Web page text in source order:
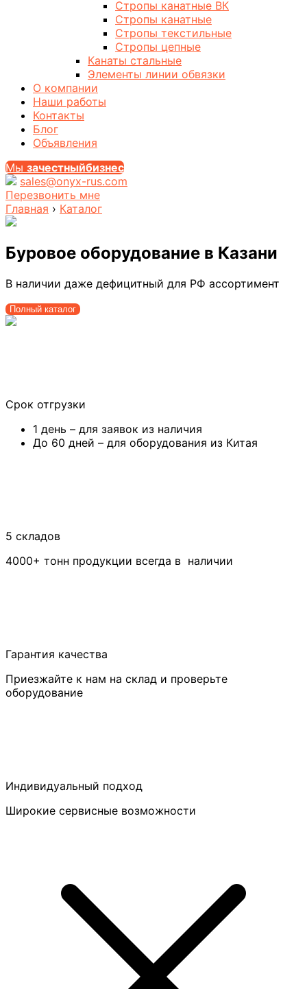
Стропы канатные ВК
Стропы канатные
Стропы текстильные
Стропы цепные
Канаты стальные
Элементы линии обвязки
О компании
Наши работы
Контакты
Блог
Объявления
Мы зачестныйбизнес
sales@onyx-rus.com
Перезвонить мне
Главная › Каталог
Буровое оборудование в Казани
В наличии даже дефицитный для РФ ассортимент
Полный каталог
Срок отгрузки
1 день – для заявок из наличия
До 60 дней – для оборудования из Китая
5 складов
4000+ тонн продукции всегда в наличии
Гарантия качества
Приезжайте к нам на склад и проверьте
оборудование
Индивидуальный подход
Широкие сервисные возможности